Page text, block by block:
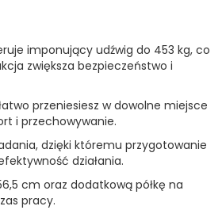
imponujący udźwig do 453 kg, co
zwiększa bezpieczeństwo i
przeniesiesz w dowolne miejsce
i przechowywanie.
dzięki któremu przygotowanie
działania.
cm oraz dodatkową półkę na
pracy.